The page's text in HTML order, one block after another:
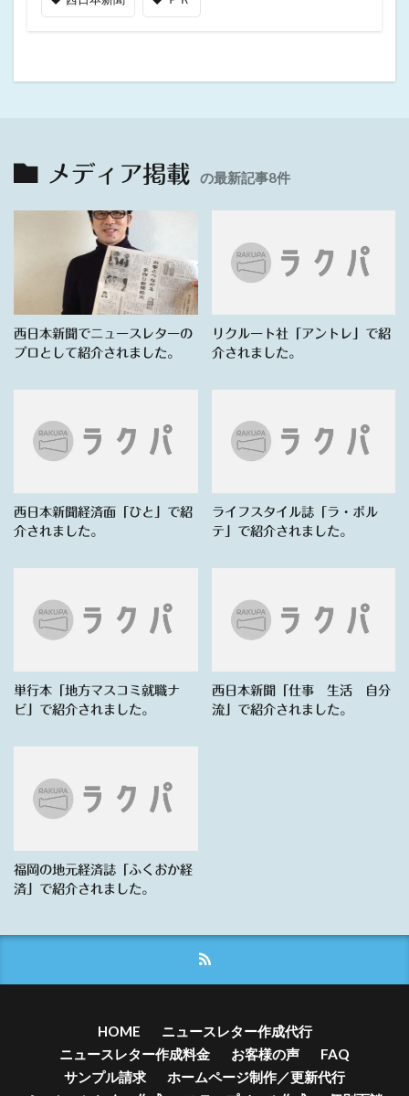
メディア掲載 の最新記事8件
西日本新聞でニュースレターの
プロとして紹介されました。
リクルート社「アントレ」で紹
介されました。
西日本新聞経済面「ひと」で紹
介されました。
ライフスタイル誌「ラ・ポル
テ」で紹介されました。
単行本「地方マスコミ就職ナ
ビ」で紹介されました。
西日本新聞「仕事 生活 自分
流」で紹介されました。
福岡の地元経済誌「ふくおか経
済」で紹介されました。
HOME
ニュースレター作成代行
ニュースレター作成料金
お客様の声
FAQ
サンプル請求
ホームページ制作／更新代行